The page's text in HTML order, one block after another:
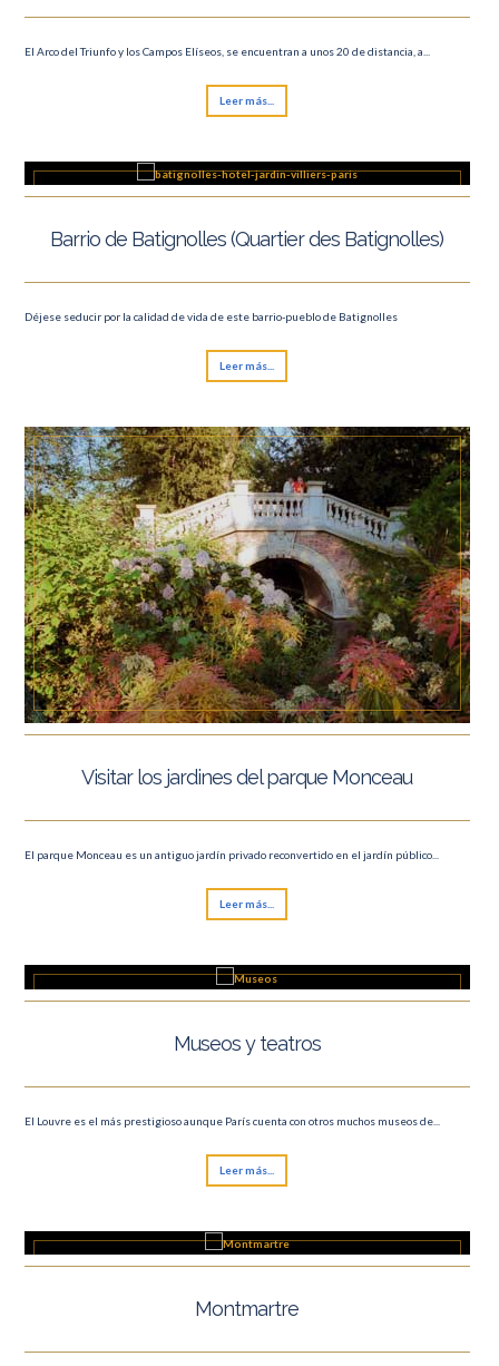
El Arco del Triunfo y los Campos Elíseos, se encuentran a unos 20 de distancia, a...
Leer más...
Barrio de Batignolles (Quartier des Batignolles)
Déjese seducir por la calidad de vida de este barrio-pueblo de Batignolles
Leer más...
Visitar los jardines del parque Monceau
El parque Monceau es un antiguo jardín privado reconvertido en el jardín público...
Leer más...
Museos y teatros
El Louvre es el más prestigioso aunque París cuenta con otros muchos museos de...
Leer más...
Montmartre